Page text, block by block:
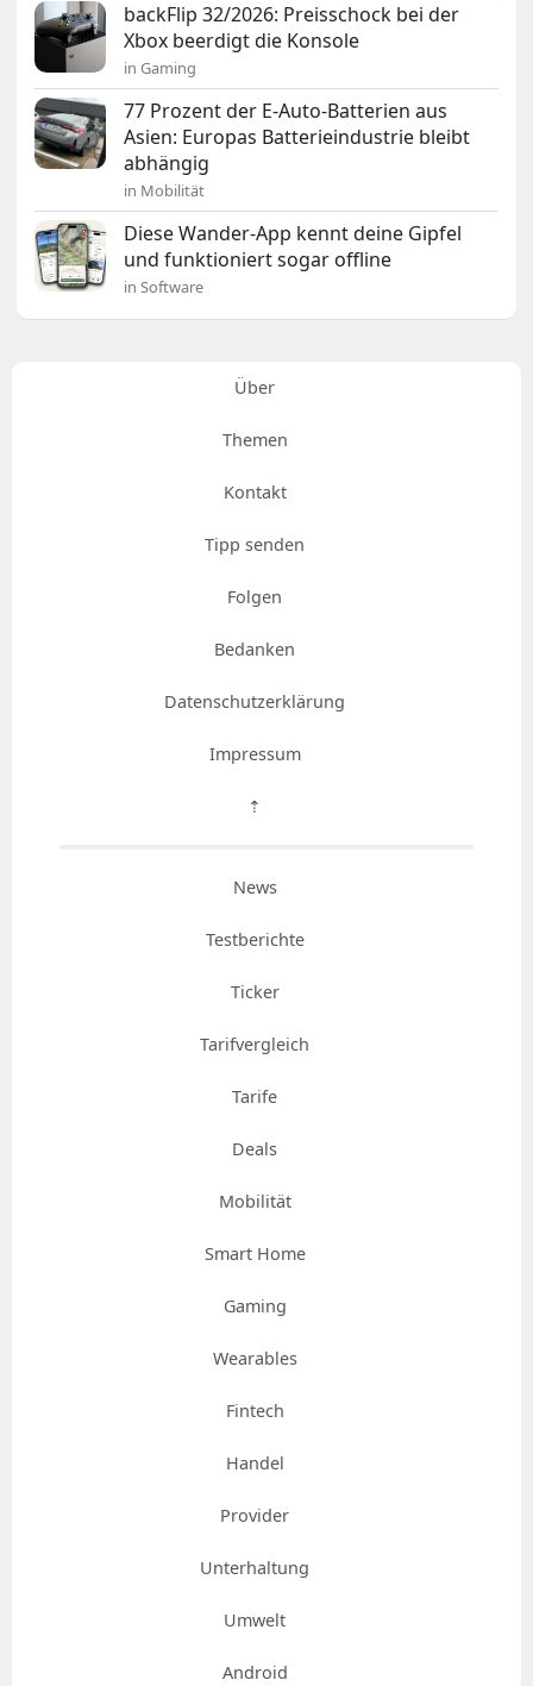
backFlip 32/2026: Preisschock bei der
Xbox beerdigt die Konsole
in Gaming
77 Prozent der E-Auto-Batterien aus
Asien: Europas Batterieindustrie bleibt
abhängig
in Mobilität
Diese Wander-App kennt deine Gipfel
und funktioniert sogar offline
in Software
Über
Themen
Kontakt
Tipp senden
Folgen
Bedanken
Datenschutzerklärung
Impressum
⇡
News
Testberichte
Ticker
Tarifvergleich
Tarife
Deals
Mobilität
Smart Home
Gaming
Wearables
Fintech
Handel
Provider
Unterhaltung
Umwelt
Android